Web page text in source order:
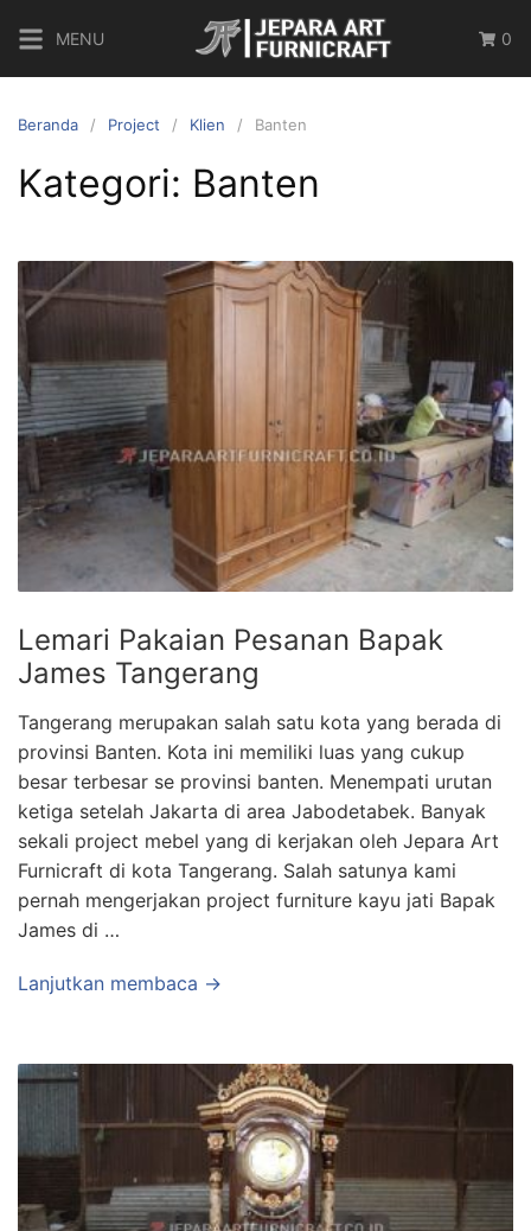
MENU 0
Beranda Project Klien Banten
Kategori: Banten
Lemari Pakaian Pesanan Bapak
James Tangerang
Tangerang merupakan salah satu kota yang berada di
provinsi Banten. Kota ini memiliki luas yang cukup
besar terbesar se provinsi banten. Menempati urutan
ketiga setelah Jakarta di area Jabodetabek. Banyak
sekali project mebel yang di kerjakan oleh Jepara Art
Furnicraft di kota Tangerang. Salah satunya kami
pernah mengerjakan project furniture kayu jati Bapak
James di …
Lanjutkan membaca →